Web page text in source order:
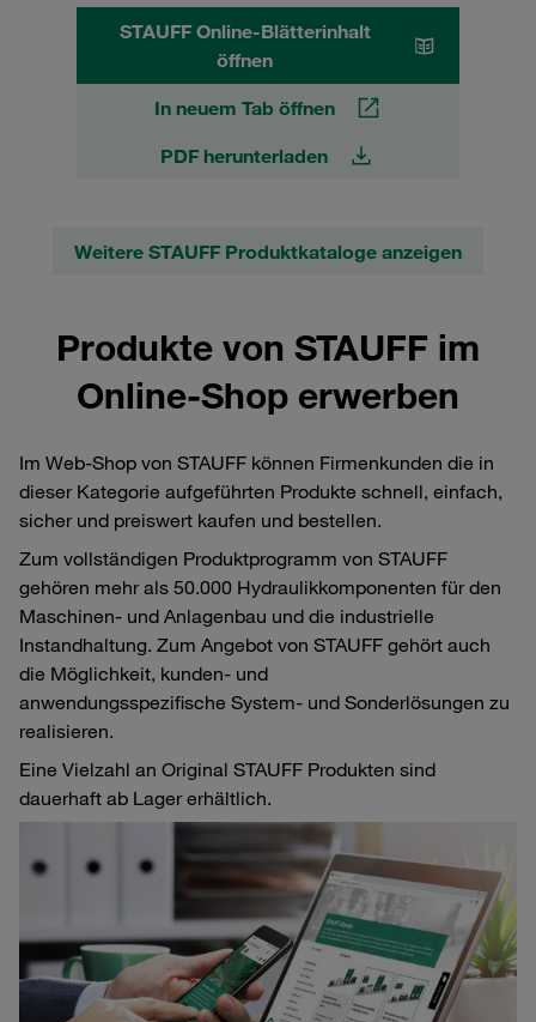
STAUFF Online-Blätterinhalt
öffnen
In neuem Tab öffnen
PDF herunterladen
Weitere STAUFF Produktkataloge anzeigen
Produkte von STAUFF im
Online-Shop erwerben
Im Web-Shop von STAUFF können Firmenkunden die in
dieser Kategorie aufgeführten Produkte schnell, einfach,
sicher und preiswert kaufen und bestellen.
Zum vollständigen Produktprogramm von STAUFF
gehören mehr als 50.000 Hydraulikkomponenten für den
Maschinen- und Anlagenbau und die industrielle
Instandhaltung. Zum Angebot von STAUFF gehört auch
die Möglichkeit, kunden- und
anwendungsspezifische System- und Sonderlösungen zu
realisieren.
Eine Vielzahl an Original STAUFF Produkten sind
dauerhaft ab Lager erhältlich.